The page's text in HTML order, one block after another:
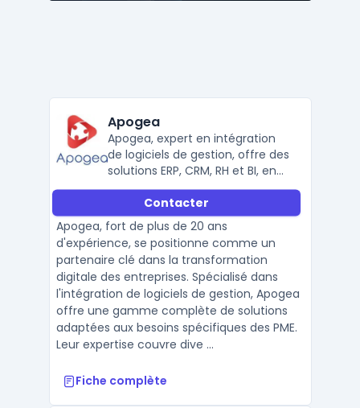
Apogea
Apogea, expert en intégration
de logiciels de gestion, offre des
solutions ERP, CRM, RH et BI, en
partenariat avec Sage, Cegid et
Microsoft.Contacter
Apogea, fort de plus de 20 ans
d'expérience, se positionne comme un
partenaire clé dans la transformation
digitale des entreprises. Spécialisé dans
l'intégration de logiciels de gestion, Apogea
offre une gamme complète de solutions
adaptées aux besoins spécifiques des PME.
Leur expertise couvre dive ...
Fiche complète